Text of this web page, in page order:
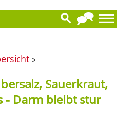
»
Sauerkraut,
- Darm bleibt stur